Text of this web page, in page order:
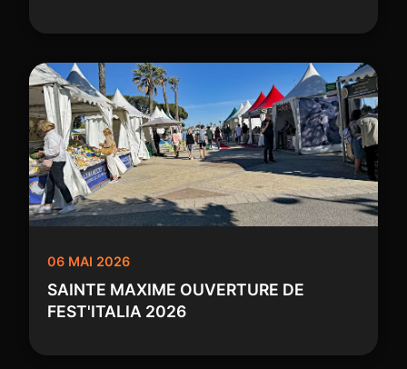
06 MAI 2026
SAINTE MAXIME OUVERTURE DE
FEST'ITALIA 2026